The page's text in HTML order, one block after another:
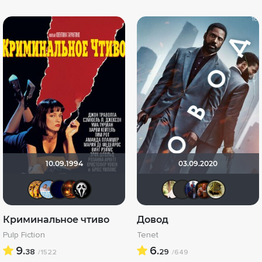
10.09.1994
BIZZY orxan666
Криминальное чтиво
Pulp Fiction
9.38 /1522
03.09.2020
Довод
Tenet
6.29 /649